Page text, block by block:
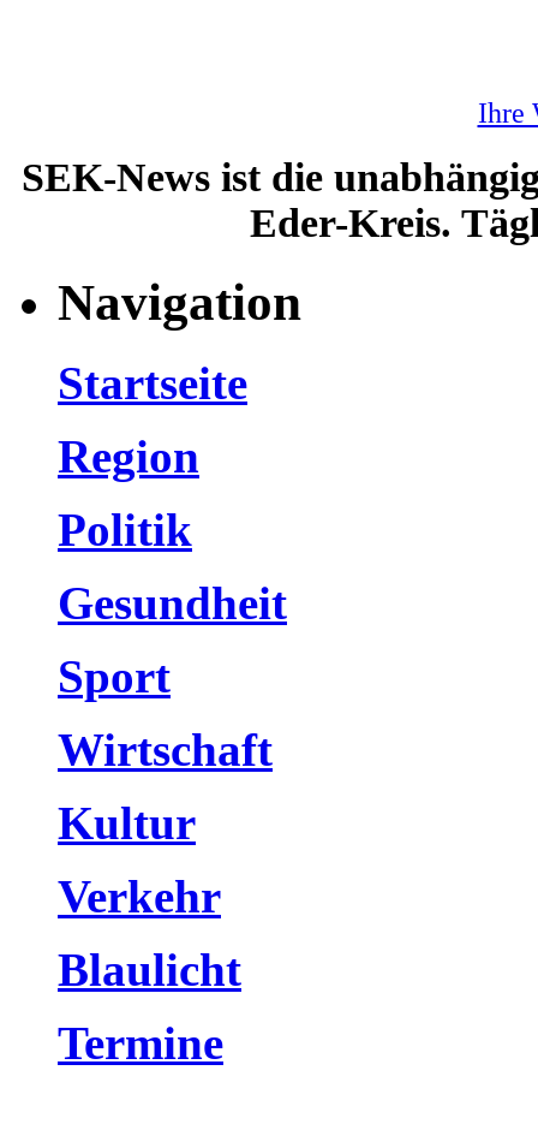
Ihre
SEK-News ist die
Eder-Kreis.
Navigation
Startseite
Region
Politik
Gesundheit
Sport
Wirtschaft
Kultur
Verkehr
Blaulicht
Termine